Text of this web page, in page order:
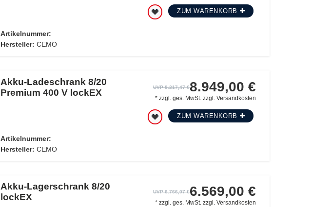
Artikelnummer:
Hersteller: CEMO
ZUM WARENKORB
Akku-Ladeschrank 8/20
Premium 400 V lockEX
Artikelnummer:
Hersteller: CEMO
UVP 9.217,47 €8.949,00 €
*zzgl. ges. MwSt. zzgl.Versandkosten
ZUM WARENKORB
Akku-Lagerschrank 8/20
lockEX
UVP 6.766,07 €6.569,00 €
*zzgl. ges. MwSt. zzgl.Versandkosten